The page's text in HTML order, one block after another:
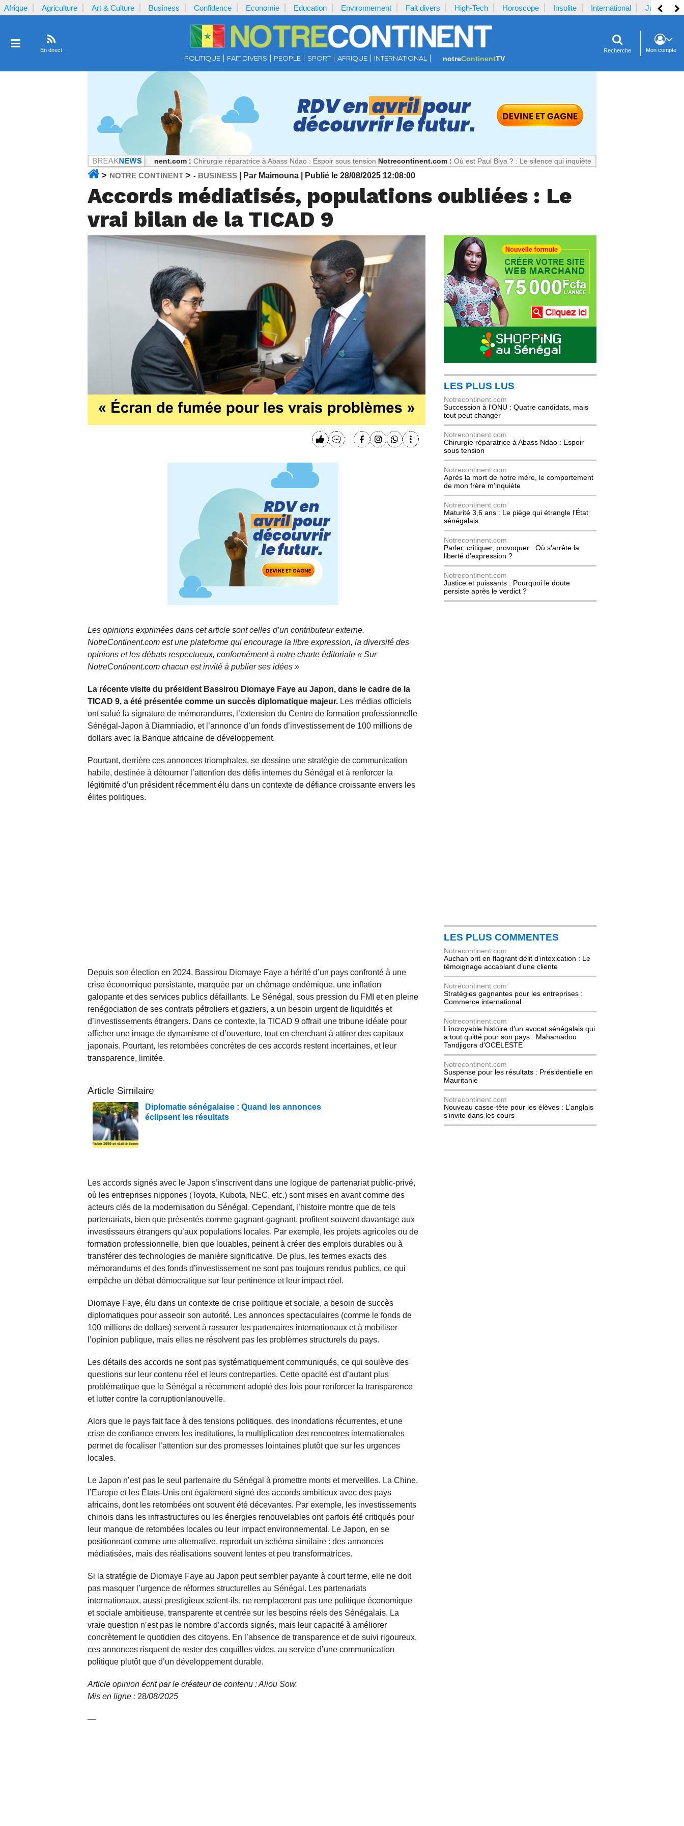
Afrique Agriculture Art & Culture Business Confidence Economie Education Environnement Fait divers High-Tech Horoscope Insolite International Justice
En direct
POLITIQUE FAIT DIVERS PEOPLE SPORT AFRIQUE INTERNATIONAL notreContinentTV
Recherche Mon compte
Notrecontinent.com : Chirurgie réparatrice à Abass Ndao : Espoir sous tension Notrecontinent.com : Où est Paul Biya ? : Le silence qui inquiète le Cameroun
> NOTRE CONTINENT > - BUSINESS | Par Maimouna | Publié le 28/08/2025 12:08:00
Accords médiatisés, populations oubliées : Le
vrai bilan de la TICAD 9
Les opinions exprimées dans cet article sont celles d’un contributeur externe.
NotreContinent.com est une plateforme qui encourage la libre expression, la diversité des
opinions et les débats respectueux, conformément à notre charte éditoriale « Sur
NotreContinent.com chacun est invité à publier ses idées »
La récente visite du président Bassirou Diomaye Faye au Japon, dans le cadre de la
TICAD 9, a été présentée comme un succès diplomatique majeur. Les médias officiels
ont salué la signature de mémorandums, l’extension du Centre de formation professionnelle
Sénégal-Japon à Diamniadio, et l’annonce d’un fonds d’investissement de 100 millions de
dollars avec la Banque africaine de développement.
Pourtant, derrière ces annonces triomphales, se dessine une stratégie de communication
habile, destinée à détourner l’attention des défis internes du Sénégal et à renforcer la
légitimité d’un président récemment élu dans un contexte de défiance croissante envers les
élites politiques.
Depuis son élection en 2024, Bassirou Diomaye Faye a hérité d’un pays confronté à une
crise économique persistante, marquée par un chômage endémique, une inflation
galopante et des services publics défaillants. Le Sénégal, sous pression du FMI et en pleine
renégociation de ses contrats pétroliers et gaziers, a un besoin urgent de liquidités et
d’investissements étrangers. Dans ce contexte, la TICAD 9 offrait une tribune idéale pour
afficher une image de dynamisme et d’ouverture, tout en cherchant à attirer des capitaux
japonais. Pourtant, les retombées concrètes de ces accords restent incertaines, et leur
transparence, limitée.
Article Similaire
Diplomatie sénégalaise : Quand les annonces
éclipsent les résultats
Les accords signés avec le Japon s’inscrivent dans une logique de partenariat public-privé,
où les entreprises nippones (Toyota, Kubota, NEC, etc.) sont mises en avant comme des
acteurs clés de la modernisation du Sénégal. Cependant, l’histoire montre que de tels
partenariats, bien que présentés comme gagnant-gagnant, profitent souvent davantage aux
investisseurs étrangers qu’aux populations locales. Par exemple, les projets agricoles ou de
formation professionnelle, bien que louables, peinent à créer des emplois durables ou à
transférer des technologies de manière significative. De plus, les termes exacts des
mémorandums et des fonds d’investissement ne sont pas toujours rendus publics, ce qui
empêche un débat démocratique sur leur pertinence et leur impact réel.
Diomaye Faye, élu dans un contexte de crise politique et sociale, a besoin de succès
diplomatiques pour asseoir son autorité. Les annonces spectaculaires (comme le fonds de
100 millions de dollars) servent à rassurer les partenaires internationaux et à mobiliser
l’opinion publique, mais elles ne résolvent pas les problèmes structurels du pays.
Les détails des accords ne sont pas systématiquement communiqués, ce qui soulève des
questions sur leur contenu réel et leurs contreparties. Cette opacité est d’autant plus
problématique que le Sénégal a récemment adopté des lois pour renforcer la transparence
et lutter contre la corruptionlanouvelle.
Alors que le pays fait face à des tensions politiques, des inondations récurrentes, et une
crise de confiance envers les institutions, la multiplication des rencontres internationales
permet de focaliser l’attention sur des promesses lointaines plutôt que sur les urgences
locales.
Le Japon n’est pas le seul partenaire du Sénégal à promettre monts et merveilles. La Chine,
l’Europe et les États-Unis ont également signé des accords ambitieux avec des pays
africains, dont les retombées ont souvent été décevantes. Par exemple, les investissements
chinois dans les infrastructures ou les énergies renouvelables ont parfois été critiqués pour
leur manque de retombées locales ou leur impact environnemental. Le Japon, en se
positionnant comme une alternative, reproduit un schéma similaire : des annonces
médiatisées, mais des réalisations souvent lentes et peu transformatrices.
Si la stratégie de Diomaye Faye au Japon peut sembler payante à court terme, elle ne doit
pas masquer l’urgence de réformes structurelles au Sénégal. Les partenariats
internationaux, aussi prestigieux soient-ils, ne remplaceront pas une politique économique
et sociale ambitieuse, transparente et centrée sur les besoins réels des Sénégalais. La
vraie question n’est pas le nombre d’accords signés, mais leur capacité à améliorer
concrètement le quotidien des citoyens. En l’absence de transparence et de suivi rigoureux,
ces annonces risquent de rester des coquilles vides, au service d’une communication
politique plutôt que d’un développement durable.
Article opinion écrit par le créateur de contenu : Aliou Sow.
Mis en ligne : 28/08/2025
—
LES PLUS LUS
Notrecontinent.com
Succession à l’ONU : Quatre candidats, mais
tout peut changer
Notrecontinent.com
Chirurgie réparatrice à Abass Ndao : Espoir
sous tension
Notrecontinent.com
Après la mort de notre mère, le comportement
de mon frère m’inquiète
Notrecontinent.com
Maturité 3,6 ans : Le piège qui étrangle l’État
sénégalais
Notrecontinent.com
Parler, critiquer, provoquer : Où s’arrête la
liberté d’expression ?
Notrecontinent.com
Justice et puissants : Pourquoi le doute
persiste après le verdict ?
LES PLUS COMMENTES
Notrecontinent.com
Auchan prit en flagrant délit d’intoxication : Le
témoignage accablant d’une cliente
Notrecontinent.com
Stratégies gagnantes pour les entreprises :
Commerce international
Notrecontinent.com
L’incroyable histoire d’un avocat sénégalais qui
a tout quitté pour son pays : Mahamadou
Tandjigora d’OCELESTE
Notrecontinent.com
Suspense pour les résultats : Présidentielle en
Mauritanie
Notrecontinent.com
Nouveau casse-tête pour les élèves : L’anglais
s’invite dans les cours